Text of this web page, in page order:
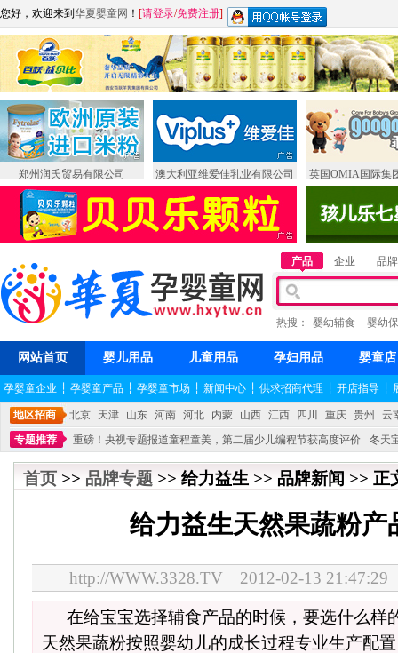
您好，欢迎来到 华夏婴童网 ！ [请登录/免费注册]
郑州润氏贸易有限公司 澳大利亚维爱佳乳业有限公司 英国OMIA国际集
产品 企业 品牌
热搜： 婴幼辅食 婴幼
网站首页 婴儿用品 儿童用品 孕妇用品 婴童店
孕婴童企业 ┆ 孕婴童产品 ┆ 孕婴童市场 ┆ 新闻中心 ┆ 供求招商代理 ┆ 开店指导 ┆
地区招商 北京 天津 山东 河南 河北 内蒙 山西 江西 四川 重庆 贵州
云
专题推荐
重磅！央视专题报道童程童美，第二届少儿编程节获高度评价
冬天
不能再单纯地销售产品,而要向增强服务转型,毕竟母婴产品比较特殊。”
妇幼广场
首页 >> 品牌专题 >> 给力益生 >> 品牌新闻 >> 正
给力益生天然果蔬粉产
http://WWW.3328.TV 2012-02-13
在给宝宝选择辅食产品的时候，要选什么样
天然果蔬粉按照婴幼儿的成长过程专业生产配